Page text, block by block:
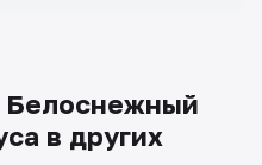
Белоснежный
в других